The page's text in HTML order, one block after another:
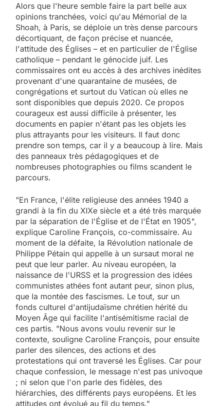
Alors que l'heure semble faire la part belle aux
opinions tranchées, voici qu'au Mémorial de la
Shoah, à Paris, se déploie un très dense parcours
décortiquant, de façon précise et nuancée,
l'attitude des Églises – et en particulier de l'Église
catholique – pendant le génocide juif. Les
commissaires ont eu accès à des archives inédites
provenant d'une quarantaine de musées, de
congrégations et surtout du Vatican où elles ne
sont disponibles que depuis 2020. Ce propos
courageux est aussi difficile à présenter, les
documents en papier n'étant pas les objets les
plus attrayants pour les visiteurs. Il faut donc
prendre son temps, car il y a beaucoup à lire. Mais
des panneaux très pédagogiques et de
nombreuses photographies ou films scandent le
parcours.
"En France, l'élite religieuse des années 1940 a
grandi à la fin du XIXe siècle et a été très marquée
par la séparation de l'Église et de l'État en 1905",
explique Caroline François, co-commissaire. Au
moment de la défaite, la Révolution nationale de
Philippe Pétain qui appelle à un sursaut moral ne
peut que leur parler. Au niveau européen, la
naissance de l'URSS et la progression des idées
communistes athées font autant peur, sinon plus,
que la montée des fascismes. Le tout, sur un
fonds culturel d'antijudaïsme chrétien hérité du
Moyen Âge qui facilite l'antisémitisme racial de
ces partis. "Nous avons voulu revenir sur le
contexte, souligne Caroline François, pour ensuite
parler des silences, des actions et des
protestations qui ont traversé les Églises. Car pour
chaque confession, le message n'est pas univoque
; ni selon que l'on parle des fidèles, des
hiérarchies, des différents pays européens. Et les
attitudes ont évolué au fil du temps."